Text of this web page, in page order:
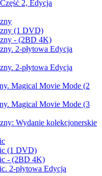
2, Edycja
(1 DVD)
- (2BD 4K)
2-płytowa Edycja
2-płytowa Edycja
Magical Movie Mode (2
Magical Movie Mode (3
Wydanie kolekcjonerskie
(1 DVD)
- (2BD 4K)
2-płytowa Edycja